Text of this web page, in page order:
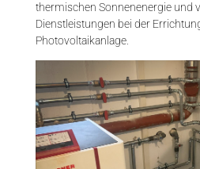
thermischen Sonnenenergie und
Dienstleistungen bei der
Photovoltaikanlage.